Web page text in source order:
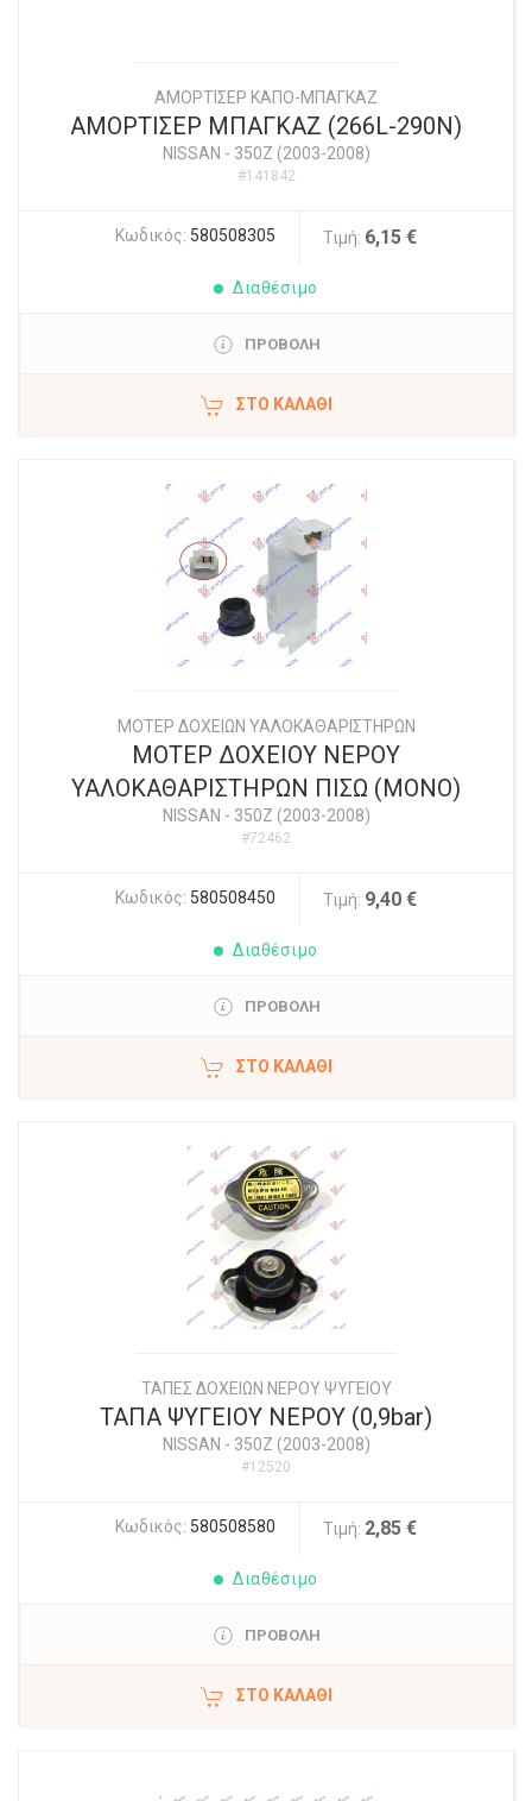
ΑΜΟΡΤΙΣΕΡ ΚΑΠΟ-ΜΠΑΓΚΑΖ
ΑΜΟΡΤΙΣΕΡ ΜΠΑΓΚΑΖ (266L-290N)
NISSAN - 350Z (2003-2008)
#141842
Κωδικός: 580508305 Τιμή: 6,15 €
Διαθέσιμο
ΠΡΟΒΟΛΗ
ΣΤΟ ΚΑΛΆΘΙ
ΜΟΤΕΡ ΔΟΧΕΙΩΝ ΥΑΛΟΚΑΘΑΡΙΣΤΗΡΩΝ
ΜΟΤΕΡ ΔΟΧΕΙΟΥ ΝΕΡΟΥ
ΥΑΛΟΚΑΘΑΡΙΣΤΗΡΩΝ ΠΙΣΩ (ΜΟΝΟ)
NISSAN - 350Z (2003-2008)
#72462
Κωδικός: 580508450 Τιμή: 9,40 €
Διαθέσιμο
ΠΡΟΒΟΛΗ
ΣΤΟ ΚΑΛΆΘΙ
ΤΑΠΕΣ ΔΟΧΕΙΩΝ ΝΕΡΟΥ ΨΥΓΕΙΟΥ
ΤΑΠΑ ΨΥΓΕΙΟΥ ΝΕΡΟΥ (0,9bar)
NISSAN - 350Z (2003-2008)
#12520
Κωδικός: 580508580 Τιμή: 2,85 €
Διαθέσιμο
ΠΡΟΒΟΛΗ
ΣΤΟ ΚΑΛΆΘΙ